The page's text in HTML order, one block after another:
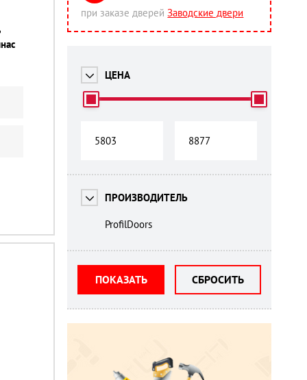
при заказе дверейЗаводские двери
ЦЕНА
ПРОИЗВОДИТЕЛЬ
ProfilDoors
ПОКАЗАТЬ СБРОСИТЬ